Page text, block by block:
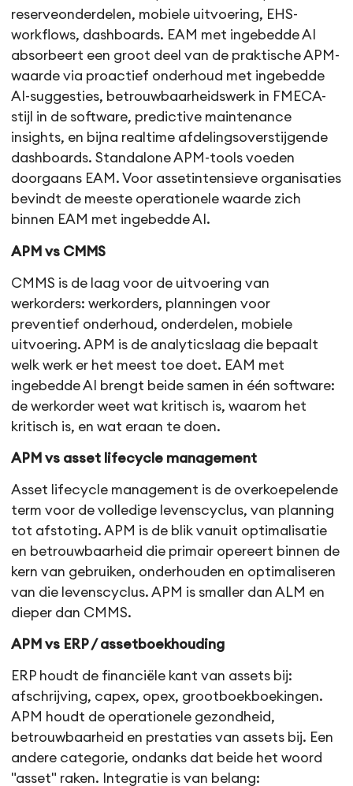
reserveonderdelen, mobiele uitvoering, EHS-
workflows, dashboards. EAM met ingebedde AI
absorbeert een groot deel van de praktische APM-
waarde via proactief onderhoud met ingebedde
AI-suggesties, betrouwbaarheidswerk in FMECA-
stijl in de software, predictive maintenance
insights, en bijna realtime afdelingsoverstijgende
dashboards. Standalone APM-tools voeden
doorgaans EAM. Voor assetintensieve organisaties
bevindt de meeste operationele waarde zich
binnen EAM met ingebedde AI.
APM vs CMMS
CMMS is de laag voor de uitvoering van
werkorders: werkorders, planningen voor
preventief onderhoud, onderdelen, mobiele
uitvoering. APM is de analyticslaag die bepaalt
welk werk er het meest toe doet. EAM met
ingebedde AI brengt beide samen in één software:
de werkorder weet wat kritisch is, waarom het
kritisch is, en wat eraan te doen.
APM vs asset lifecycle management
Asset lifecycle management is de overkoepelende
term voor de volledige levenscyclus, van planning
tot afstoting. APM is de blik vanuit optimalisatie
en betrouwbaarheid die primair opereert binnen de
kern van gebruiken, onderhouden en optimaliseren
van die levenscyclus. APM is smaller dan ALM en
dieper dan CMMS.
APM vs ERP / assetboekhouding
ERP houdt de financiële kant van assets bij:
afschrijving, capex, opex, grootboekboekingen.
APM houdt de operationele gezondheid,
betrouwbaarheid en prestaties van assets bij. Een
andere categorie, ondanks dat beide het woord
"asset" raken. Integratie is van belang: